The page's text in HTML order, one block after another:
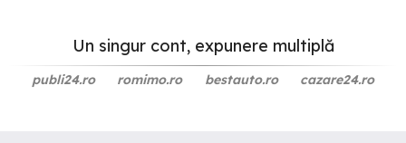
Un singur cont, expunere multiplă
publi24.ro romimo.ro bestauto.ro cazare24.ro